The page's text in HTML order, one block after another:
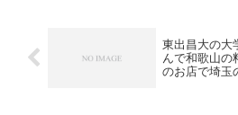
東出昌大の大
んで和歌山の
のお店で埼玉